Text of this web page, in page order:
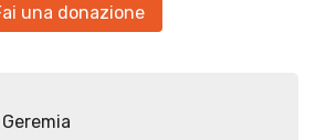
una donazione